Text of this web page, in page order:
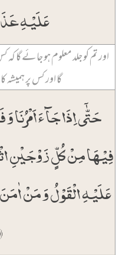
عَلَیۡہِ
اور تم کو جلد معلوم ہو جائے
گا اور کس پر
حَتّٰۤی اِذَا جَآءَ اَمۡرُنَا
فِیۡہَا مِنۡ کُلٍّ زَوۡجَیۡنِ
عَلَیۡہِ الۡقَوۡلُ وَ مَنۡ